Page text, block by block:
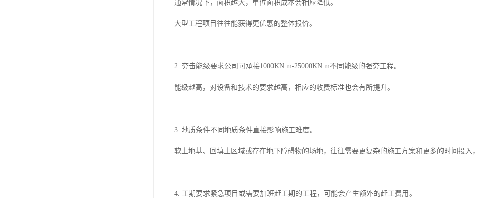
通常情况下，面积越大，单位面积成本会相应降低。
大型工程项目往往能获得更优惠的整体报价。
2. 夯击能级要求公司可承接1000KN.m-25000KN.m不同能级的强夯工程。
能级越高，对设备和技术的要求越高，相应的收费标准也会有所提升。
3. 地质条件不同地质条件直接影响施工难度。
软土地基、回填土区域或存在地下障碍物的场地，往往需要更复杂的施工方案和更多的时间投入
4. 工期要求紧急项目或需要加班赶工期的工程，可能会产生额外的赶工费用。